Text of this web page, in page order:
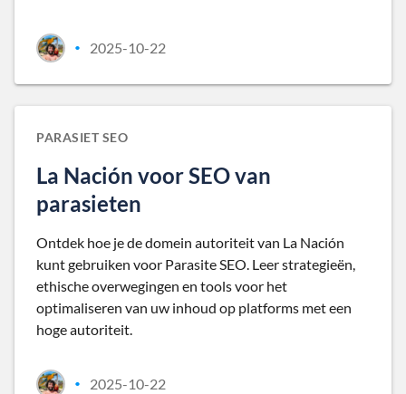
• 2025-10-22
PARASIET SEO
La Nación voor SEO van
parasieten
Ontdek hoe je de domein autoriteit van La Nación
kunt gebruiken voor Parasite SEO. Leer strategieën,
ethische overwegingen en tools voor het
optimaliseren van uw inhoud op platforms met een
hoge autoriteit.
• 2025-10-22